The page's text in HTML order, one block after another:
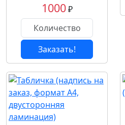
1000₽
Заказать!